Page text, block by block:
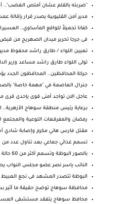
"ضربته بالقلم عشان أمتص الغضب"..
مدير أمن القليوبية يصدر قرار بإقالة
كفانا تجميلاً للواقع المأساوي..
فى جرجا تحرير ميدان الصهريج من قبض
تعيين اللواء / طارق راشد محفوظ مدير
تولى اللواء طارق راشد مساعد وزير
حركة المحافظين.. المحافظون الجدد
جنرال العاصمة في "مهمة خاصة"
عاجل الان تواجد أمنى قوى بإحدى قرى
بـرعاية رئيس منطقة سوهاج الأزهرية..
رمضان والمفرقعات التوعية والمجتمع
مقتل فارس هاني مكرم وإصابة شادي
تسمم غذائي جماعي بعد تناول عدد من
بالصور البوظة وتسمم أكثر من 60 حالة بالعسيرات
النائب ياسر نصر عضو مجلس النواب
البوظة تتصدر المشهد فى نجع
محافظة سوهاج توضح حقيقة ما
محافظ سوهاج يتفقد مستشفى